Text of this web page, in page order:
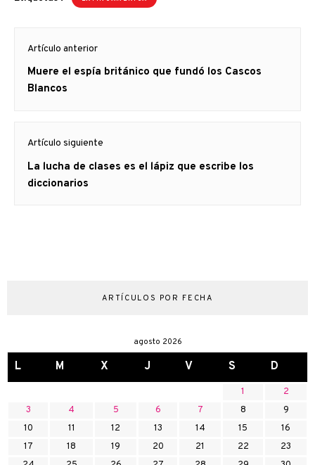
de
entradas
Artículo anterior
Artículo
anterior
Muere el espía británico que fundó los Cascos
Blancos
Artículo siguiente
Artículo
siguiente:
La lucha de clases es el lápiz que escribe los
diccionarios
ARTÍCULOS POR FECHA
agosto 2026
L M X J V S D
1
2
3
4 5 6 7 8
9
10
11 12 13 14 15
16
17
18 19 20 21 22
23